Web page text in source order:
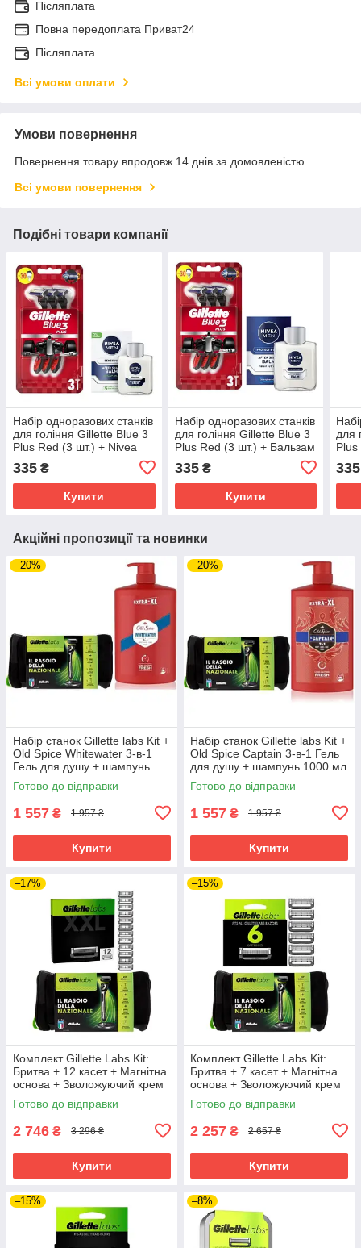
Післяплата
Повна передоплата Приват24
Післяплата
Всі умови оплати
Умови повернення
Повернення товару впродовж 14 днів за домовленістю
Всі умови повернення
Подібні товари компанії
Набір одноразових станків
для гоління Gillette Blue 3
Plus Red (3 шт.) + Nivea
після гоління 100 мл
335 ₴
Купити
Набір одноразових станків
для гоління Gillette Blue 3
Plus Red (3 шт.) + Бальзам
після гоління Nivea Men
Protect & Care 100 мл
335₴
Купити
для
335
Акційні пропозиції та новинки
–20%
Набір станок Gillette labs Kit +
Old Spice Whitewater 3-в-1
Гель для душу + шампунь
1000 мл в Подарунок
Готово до відправки
1 557 ₴ 1 957 ₴
Купити
–20%
Набір станок Gillette labs Kit +
Old Spice Captain 3-в-1 Гель
для душу + шампунь 1000 мл
в Подарунок
Готово до відправки
1 557 ₴ 1 957 ₴
Купити
–17%
Комплект Gillette Labs Kit:
Бритва + 12 касет + Магнітна
основа + Зволожуючий крем
100 мл + Сумка
Готово до відправки
2 746 ₴ 3 296 ₴
Купити
–15%
Комплект Gillette Labs Kit:
Бритва + 7 касет + Магнітна
основа + Зволожуючий крем
100 мл + Сумка
Готово до відправки
2 257 ₴ 2 657 ₴
Купити
–15% –8%